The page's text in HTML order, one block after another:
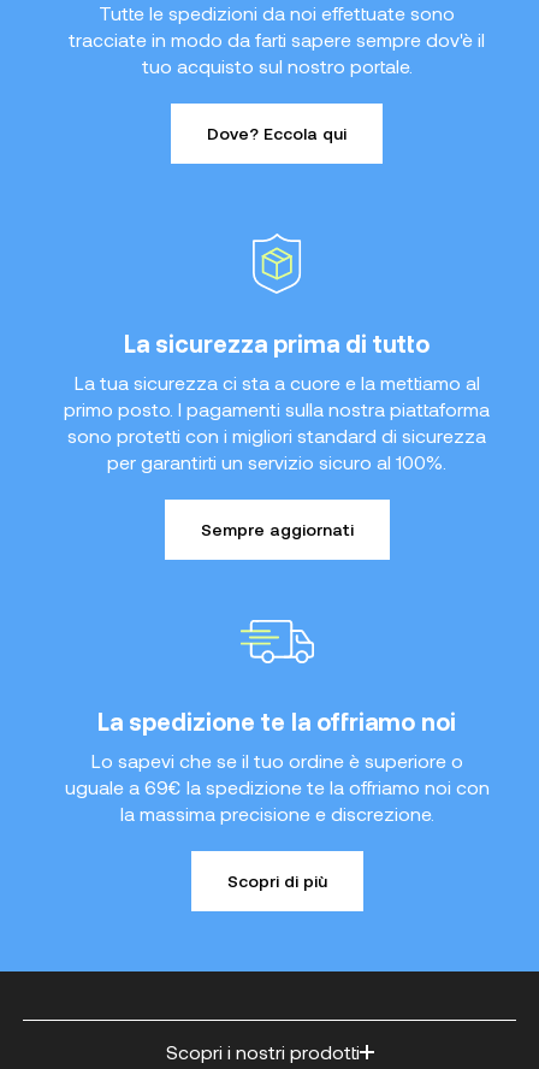
Tutte le spedizioni da noi effettuate sono
tracciate in modo da farti sapere sempre dov'è il
tuo acquisto sul nostro portale.
Dove? Eccola qui
La sicurezza prima di tutto
La tua sicurezza ci sta a cuore e la mettiamo al
primo posto. I pagamenti sulla nostra piattaforma
sono protetti con i migliori standard di sicurezza
per garantirti un servizio sicuro al 100%.
Sempre aggiornati
La spedizione te la offriamo noi
Lo sapevi che se il tuo ordine è superiore o
uguale a 69€ la spedizione te la offriamo noi con
la massima precisione e discrezione.
Scopri di più
Scopri i nostri prodotti